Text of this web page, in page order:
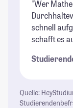
"Wer
schnell
schafft es
Quelle: